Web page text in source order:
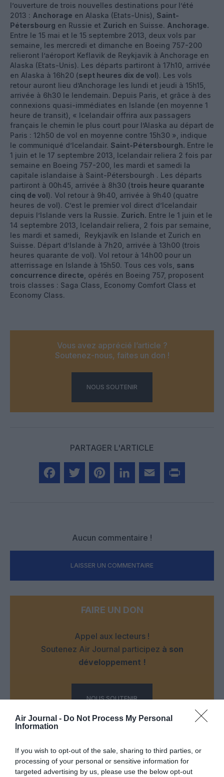
Air Journal - Do Not Process My Personal
Information
If you wish to opt-out of the sale, sharing to third parties, or
processing of your personal or sensitive information for
targeted advertising by us, please use the below opt-out
l’ouverture de trois nouvelles destinations pour l’été
2013 : Anchorage en Alaska (Etats-Unis), Saint-
Pétersbourg en Russie et Zurich en Suisse. Anchorage.
Entre le 15 mai et le 15 septembre 2013, deux vols par
semaine, les mercredi et dimanche en Boeing 757-200
relieront l’aéroport Keflavik de Reykjavik à Anchorage en
Alaska (Etats-Unis). Les départs partiront à 17h10, arrivée
en Alaska à 16h20 (sept heures dix de vol). Les vols
retour auront lieu d’Anchorage les lundi et jeudi à 15h15,
arrivée à 6h30 le lendemain. Depuis Paris, et grâce à des
connexions quasi-immédiates en Islande (en moyenne 1
heure de transit), « Icelandair offrira aux passagers
français le chemin le plus court pour l’Alaska au départ de
Paris : 12h50 de vol en moyenne contre 15h30 », indique
le communiqué d’Icelandair. Saint-Pétersbourgh. Entre le
1 juin et le 17 septembre 2013, Icelandair reliera 2 fois par
semaine en Boeing 757-200, les mardi et samedi la
capitale islandaise à Saint-Pétersbourgh . Les départs
partiront à 00h45, arrivée à 8h30 (trois heure quarante
cinq de vol). Vol retour à 9h40, arrivée à 9h40 (quatre
heures de vol). C’est le premier vol direct d’Icelandair
depuis l’Islande vers la Russie. Zurich. Entre le 1 juin et le
14 septembre 2013, Icelandair reliera, 2 fois par semaine,
les mardi et samedi, Reykjavík en Islande et Zurich en
Suisse. Départ d’Islande à 7h20, arrivée à 13h00 (trois
heures quarante de vol). Vol retour à 14h00 pour un
atterrissage en Islande à 15h50. Tous ces vols, sans
concurrence directe , opérés en Boeing 757, proposent
trois classes : Saga Class, Economy Comfort Class et
Economy Class.
Vous avez apprécié l’article ?
Soutenez-nous, faites un don !
NOUS SOUTENIR
PARTAGER L'ARTICLE
Aucun commentaire !
LAISSER UN COMMENTAIRE
FAIRE UN DON
Appel aux lecteurs !
Soutenez Air Journal participez à son
développement !
NOUS SOUTENIR